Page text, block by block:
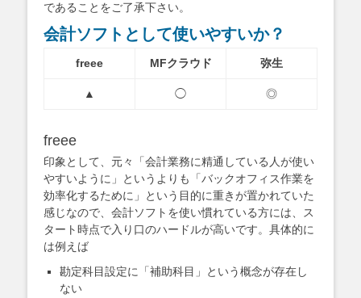
であることをご了承下さい。
会計ソフトとして使いやすいか？
freee MFクラウド 弥生
▲ ◯ ◎
freee
印象として、元々「会計業務に精通している人が使い
やすいように」というよりも「バックオフィス作業を
効率化するために」という目的に重きが置かれていた
感じなので、会計ソフトを使い慣れている方には、ス
タート時点で入り口のハードルが高いです。具体的に
は例えば
勘定科目設定に「補助科目」という概念が存在し
ない